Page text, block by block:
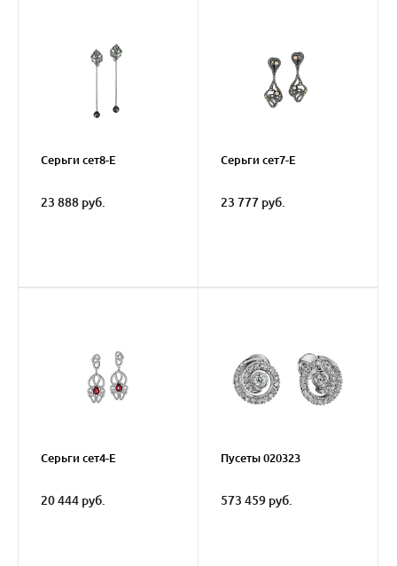
Серьги сет8-E
23 888 руб.
Серьги сет7-E
23 777 руб.
Серьги сет4-E
20 444 руб.
Пусеты 020323
573 459 руб.